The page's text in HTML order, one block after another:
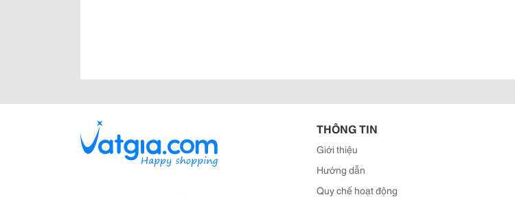
THÔNG TIN
Giới thiệu
Hướng dẫn
Quy chế hoạt động